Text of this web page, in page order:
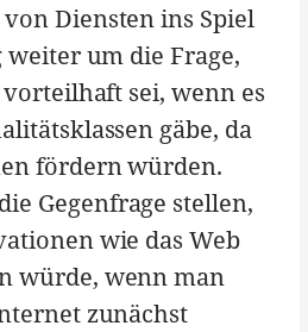
Diensten ins Spiel
weiter um die Frage,
sei, wenn es
gäbe, da
fördern würden.
Gegenfrage stellen,
wie das Web
würde, wenn man
zunächst